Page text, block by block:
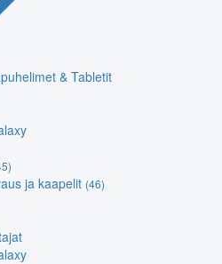
& Tabletit
ja kaapelit (46)